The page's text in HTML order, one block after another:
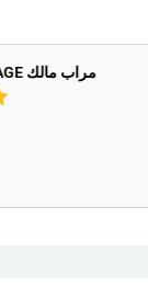
MALEK GARAGE مراب مالك